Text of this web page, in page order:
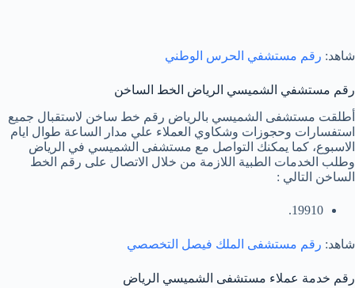
شاهد: رقم مستشفي الحرس الوطني
رقم مستشفي الشميسي الرياض الخط الساخن
أطلقت مستشفى الشميسي بالرياض رقم خط ساخن لاستقبال جميع
استفسارات وحجوزات وشكاوي العملاء علي مدار الساعة طوال ايام
الاسبوع، كما يمكنك التواصل مع مستشفى الشميسي في الرياض
وطلب الخدمات الطبية اللازمة من خلال الاتصال على رقم الخط
الساخن التالي :
19910.
شاهد: رقم مستشفى الملك فيصل التخصصي
رقم خدمة عملاء مستشفى الشميسي الرياض